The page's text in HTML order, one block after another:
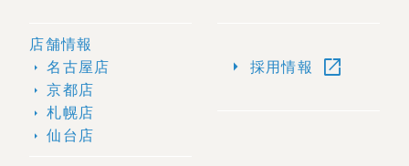
店舗情報
arrow_right 名古屋店
arrow_right 京都店
arrow_right 札幌店
arrow_right 仙台店
arrow_right 採用情報 open_in_new